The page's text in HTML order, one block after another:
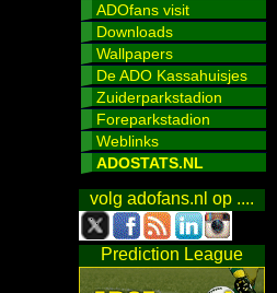
ADOfans visit
Downloads
Wallpapers
De ADO Kassahuisjes
Zuiderparkstadion
Foreparkstadion
Weblinks
ADOSTATS.NL
volg adofans.nl op ....
Prediction League